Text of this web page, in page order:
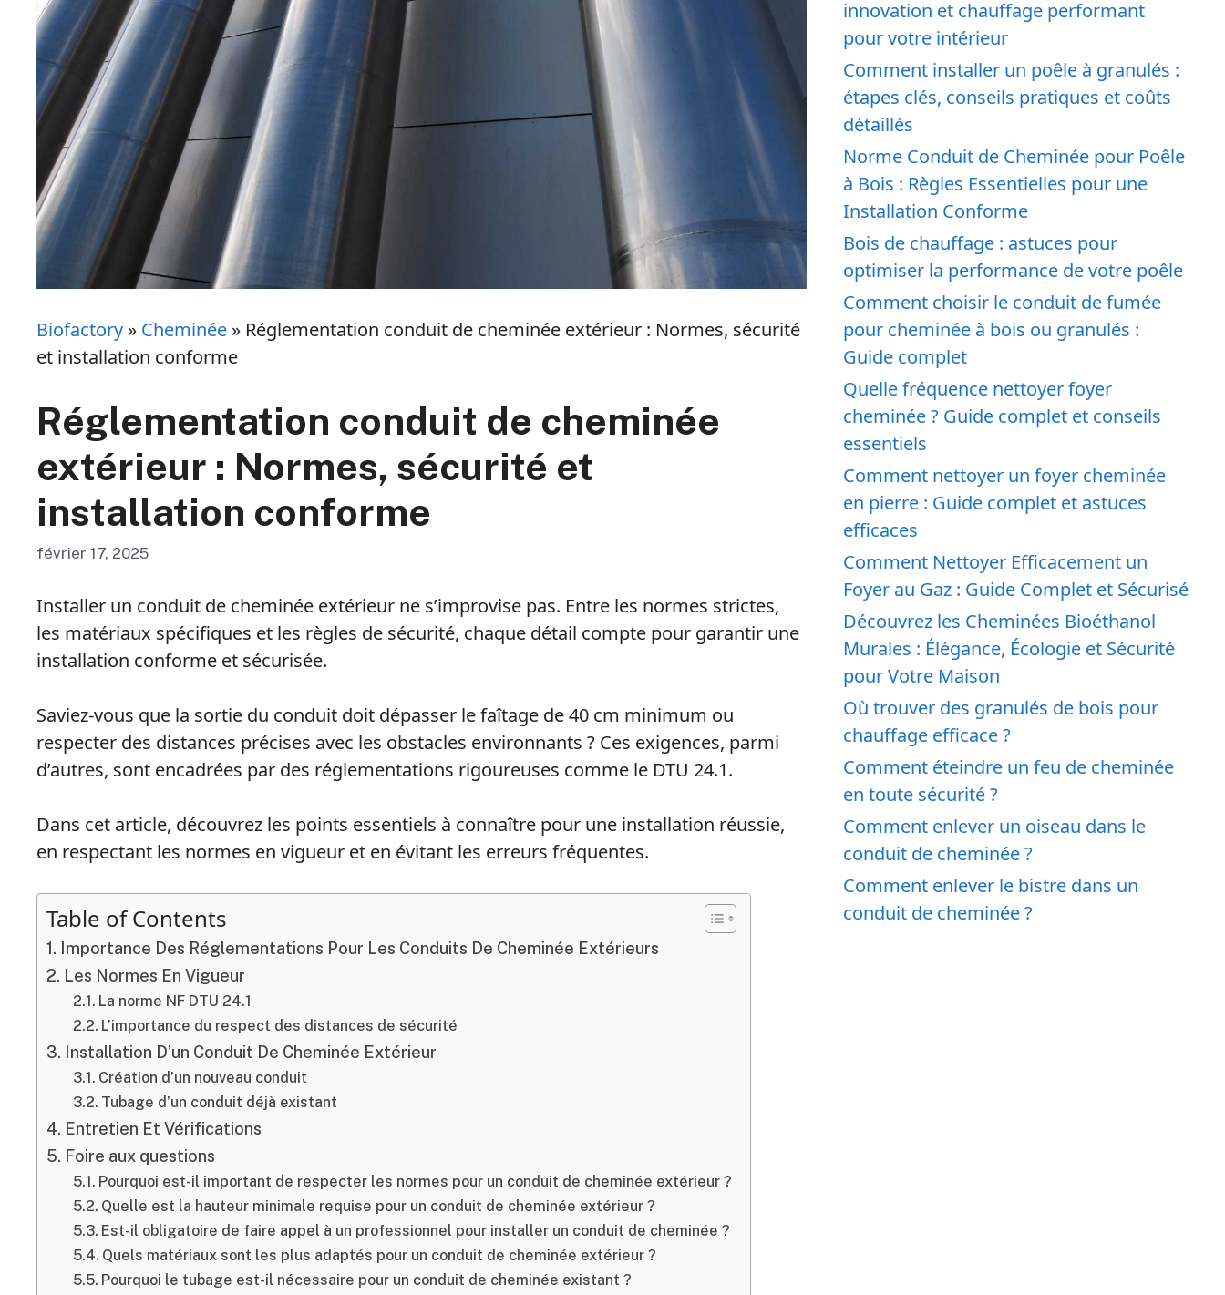
Biofactory » Cheminée » Réglementation conduit de cheminée extérieur : Normes, sécurité
et installation conforme
Réglementation conduit de cheminée
extérieur : Normes, sécurité et
installation conforme
février 17, 2025
Installer un conduit de cheminée extérieur ne s’improvise pas. Entre les normes strictes,
les matériaux spécifiques et les règles de sécurité, chaque détail compte pour garantir une
installation conforme et sécurisée.
Saviez-vous que la sortie du conduit doit dépasser le faîtage de 40 cm minimum ou
respecter des distances précises avec les obstacles environnants ? Ces exigences, parmi
d’autres, sont encadrées par des réglementations rigoureuses comme le DTU 24.1.
Dans cet article, découvrez les points essentiels à connaître pour une installation réussie,
en respectant les normes en vigueur et en évitant les erreurs fréquentes.
Table of Contents
Importance Des Réglementations Pour Les Conduits De Cheminée Extérieurs
Les Normes En Vigueur
La norme NF DTU 24.1
L’importance du respect des distances de sécurité
Installation D’un Conduit De Cheminée Extérieur
Création d’un nouveau conduit
Tubage d’un conduit déjà existant
Entretien Et Vérifications
Foire aux questions
Pourquoi est-il important de respecter les normes pour un conduit de cheminée extérieur ?
Quelle est la hauteur minimale requise pour un conduit de cheminée extérieur ?
Est-il obligatoire de faire appel à un professionnel pour installer un conduit de cheminée ?
Quels matériaux sont les plus adaptés pour un conduit de cheminée extérieur ?
Pourquoi le tubage est-il nécessaire pour un conduit de cheminée existant ?
innovation et chauffage performant
pour votre intérieur
Comment installer un poêle à granulés :
étapes clés, conseils pratiques et coûts
détaillés
Norme Conduit de Cheminée pour Poêle
à Bois : Règles Essentielles pour une
Installation Conforme
Bois de chauffage : astuces pour
optimiser la performance de votre poêle
Comment choisir le conduit de fumée
pour cheminée à bois ou granulés :
Guide complet
Quelle fréquence nettoyer foyer
cheminée ? Guide complet et conseils
essentiels
Comment nettoyer un foyer cheminée
en pierre : Guide complet et astuces
efficaces
Comment Nettoyer Efficacement un
Foyer au Gaz : Guide Complet et Sécurisé
Découvrez les Cheminées Bioéthanol
Murales : Élégance, Écologie et Sécurité
pour Votre Maison
Où trouver des granulés de bois pour
chauffage efficace ?
Comment éteindre un feu de cheminée
en toute sécurité ?
Comment enlever un oiseau dans le
conduit de cheminée ?
Comment enlever le bistre dans un
conduit de cheminée ?